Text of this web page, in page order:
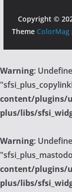
Copyright ©
Theme ColorMag
Warning:
content/plugins/
plus/libs/
Warning:
content/plugins/
plus/libs/